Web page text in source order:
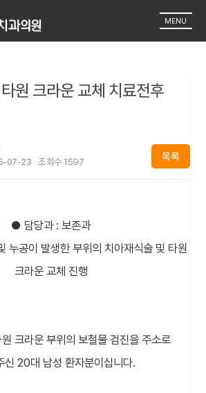
MENU
원 크라운 교체 치료전후
07-23 조회수1597 목록
● 담당과 : 보존과
누공이 발생한 부위의 치아재식술 및 타원
크라운 교체 진행
크라운 부위의 보철물 검진을 주소로
신 20대 남성 환자분이십니다.